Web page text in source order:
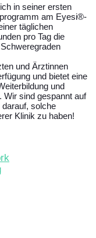
in seiner ersten
am Eyesi®-
täglichen
pro Tag die
und Ärztinnen
und bietet eine
und
Wir sind gespannt auf
solche
Klinik zu haben!